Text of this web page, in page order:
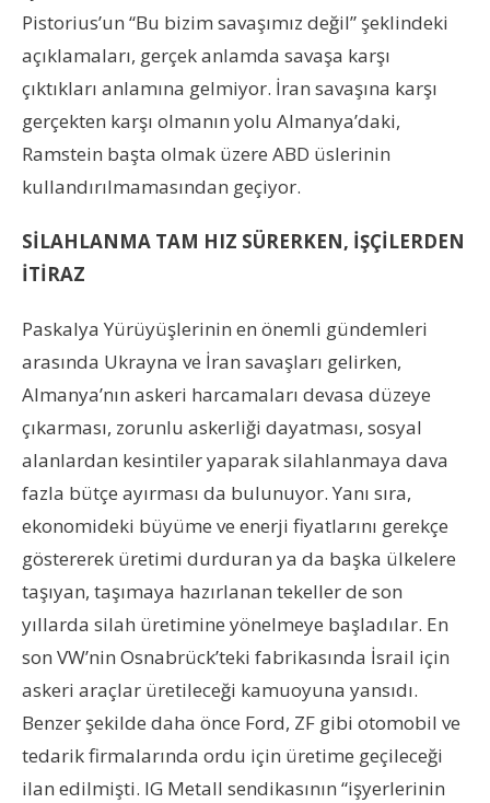
Pistorius’un “Bu bizim savaşımız değil” şeklindeki
açıklamaları, gerçek anlamda savaşa karşı
çıktıkları anlamına gelmiyor. İran savaşına karşı
gerçekten karşı olmanın yolu Almanya’daki,
Ramstein başta olmak üzere ABD üslerinin
kullandırılmamasından geçiyor.
SİLAHLANMA TAM HIZ SÜRERKEN, İŞÇİLERDEN
İTİRAZ
Paskalya Yürüyüşlerinin en önemli gündemleri
arasında Ukrayna ve İran savaşları gelirken,
Almanya’nın askeri harcamaları devasa düzeye
çıkarması, zorunlu askerliği dayatması, sosyal
alanlardan kesintiler yaparak silahlanmaya dava
fazla bütçe ayırması da bulunuyor. Yanı sıra,
ekonomideki büyüme ve enerji fiyatlarını gerekçe
göstererek üretimi durduran ya da başka ülkelere
taşıyan, taşımaya hazırlanan tekeller de son
yıllarda silah üretimine yönelmeye başladılar. En
son VW’nin Osnabrück’teki fabrikasında İsrail için
askeri araçlar üretileceği kamuoyuna yansıdı.
Benzer şekilde daha önce Ford, ZF gibi otomobil ve
tedarik firmalarında ordu için üretime geçileceği
ilan edilmişti. IG Metall sendikasının “işyerlerinin